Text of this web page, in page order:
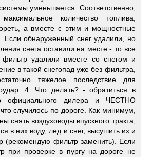
уменьшается. Соответственно,
количество топлива,
а вместе с этим и мощностные
Если обнаруженный снег удалили, но
снега оставили на месте - то все
удалили вместе со снегом и
в такой снегопад уже без фильтра,
тяжелое последствие для
4. Что делать? - обратиться в
официального дилера и ЧЕСТНО
случилось по дороге. Как минимум,
снять воздуховоды впускного тракта,
в них воду, лед и снег, высушить их и
(рекомендую фильтр заменить). Если
при проверке в пургу на дороге не